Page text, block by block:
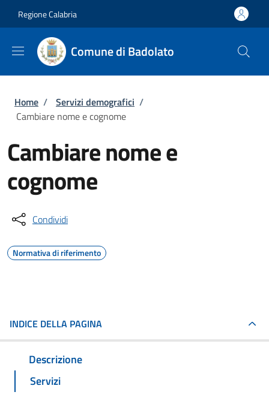
Regione Calabria
Comune di Badolato
Briciole di pane
Home / Servizi demografici /
Cambiare nome e cognome
Cambiare nome e
cognome
Condividi
Normativa di riferimento
INDICE DELLA PAGINA
Descrizione
Servizi